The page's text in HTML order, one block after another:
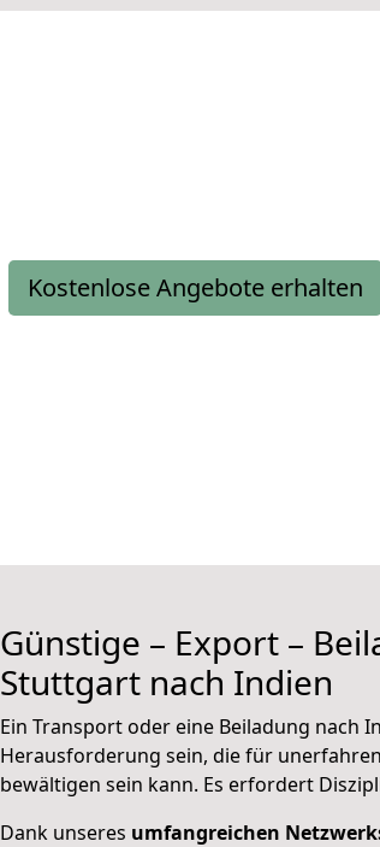
Kostenlose Angebote erhalten
Günstige – Export –
Stuttgart nach Indien
Ein Transport oder eine Beiladung nach
Herausforderung sein, die für
bewältigen sein kann. Es erfordert
Dank unseres umfangreichen